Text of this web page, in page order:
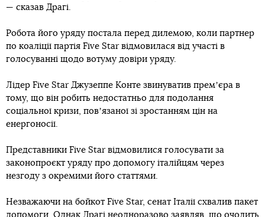
— сказав Драгі.
Робота його уряду постала перед дилемою, коли партнер
по коаліції партія Five Star відмовилася від участі в
голосуванні щодо вотуму довіри уряду.
Лідер Five Star Джузеппе Конте звинуватив премʼєра в
тому, що він робить недостатньо для подолання
соціальної кризи, повʼязаної зі зростанням цін на
енергоносії.
Представники Five Star відмовилися голосувати за
законопроєкт уряду про допомогу італійцям через
незгоду з окремими його статтями.
Незважаючи на бойкот Five Star, сенат Італії схвалив пакет
допомоги. Однак Драгі неодноразово заявляв, що очолить